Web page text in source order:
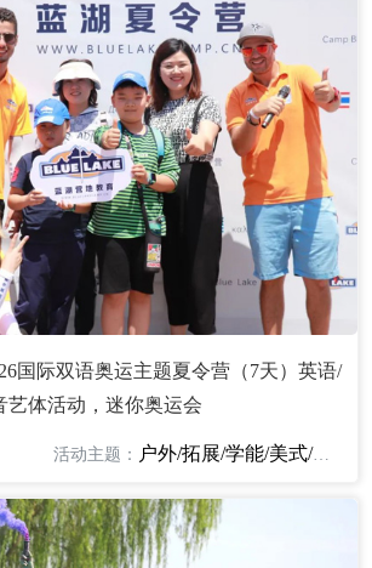
国际双语奥运主题夏令营（7天）英语/
艺体活动，迷你奥运会
活动主题： 户外/拓展/学能/美式/英语/艺术